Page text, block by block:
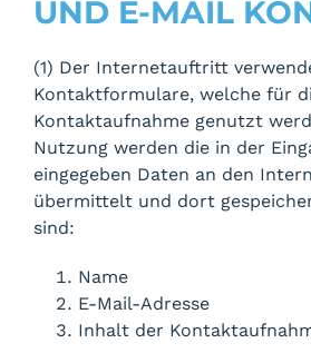
UND E-MAIL
(1) Der Internetauftritt
Kontaktformulare, welche für
Kontaktaufnahme genutzt
Nutzung werden die in der
eingegeben Daten an den
übermittelt und dort
sind:
Name
E-Mail-Adresse
Inhalt der